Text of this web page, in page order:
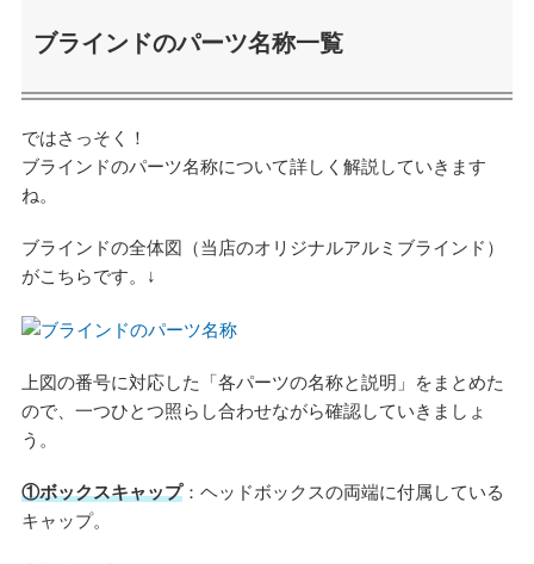
ブラインドのパーツ名称一覧
ではさっそく！
ブラインドのパーツ名称について詳しく解説していきます
ね。
ブラインドの全体図（当店のオリジナルアルミブラインド）
がこちらです。↓
上図の番号に対応した「各パーツの名称と説明」をまとめた
ので、一つひとつ照らし合わせながら確認していきましょ
う。
①ボックスキャップ：ヘッドボックスの両端に付属している
キャップ。